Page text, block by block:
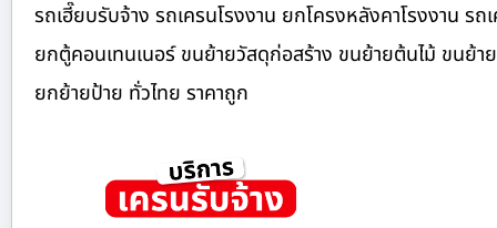
รถเฮี๊ยบรับจ้าง รถเครนโรงงาน ยกโครงหลังคาโรงงาน ร
ยกตู้คอนเทนเนอร์ ขนย้ายวัสดุก่อสร้าง ขนย้ายต้นไม้ ขนย้า
ยกย้ายป้าย ทั่วไทย ราคาถูก